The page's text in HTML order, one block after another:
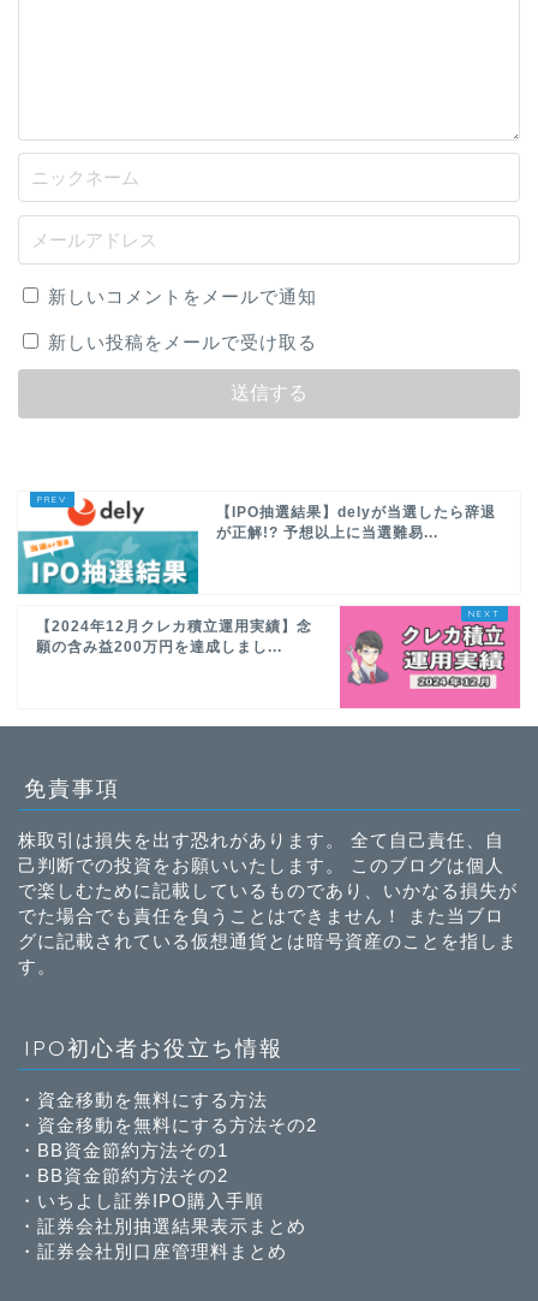
新しいコメントをメールで通知
新しい投稿をメールで受け取る
【IPO抽選結果】delyが当選したら辞退
が正解!? 予想以上に当選難易...
【2024年12月クレカ積立運用実績】念
願の含み益200万円を達成しまし...
免責事項
株取引は損失を出す恐れがあります。 全て自己責任、自
己判断での投資をお願いいたします。 このブログは個人
で楽しむために記載しているものであり、いかなる損失が
でた場合でも責任を負うことはできません！ また当ブロ
グに記載されている仮想通貨とは暗号資産のことを指しま
す。
IPO初心者お役立ち情報
・ 資金移動を無料にする方法
・ 資金移動を無料にする方法その2
・ BB資金節約方法その1
・ BB資金節約方法その2
・ いちよし証券IPO購入手順
・ 証券会社別抽選結果表示まとめ
・ 証券会社別口座管理料まとめ